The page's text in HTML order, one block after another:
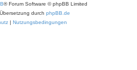
® Forum Software © phpBB Limited
durch phpBB.de
| Nutzungsbedingungen